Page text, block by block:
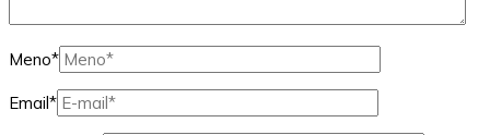
Meno*
Email*